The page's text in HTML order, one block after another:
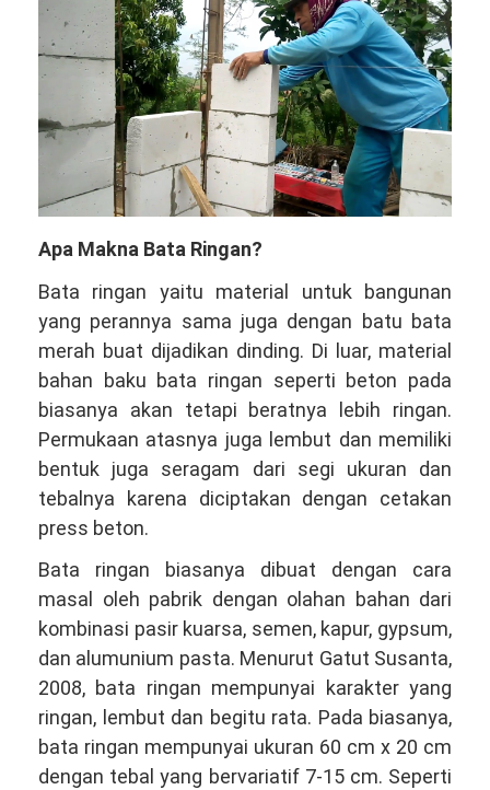
Apa Makna Bata Ringan?
Bata ringan yaitu material untuk bangunan
yang perannya sama juga dengan batu bata
merah buat dijadikan dinding. Di luar, material
bahan baku bata ringan seperti beton pada
biasanya akan tetapi beratnya lebih ringan.
Permukaan atasnya juga lembut dan memiliki
bentuk juga seragam dari segi ukuran dan
tebalnya karena diciptakan dengan cetakan
press beton.
Bata ringan biasanya dibuat dengan cara
masal oleh pabrik dengan olahan bahan dari
kombinasi pasir kuarsa, semen, kapur, gypsum,
dan alumunium pasta. Menurut Gatut Susanta,
2008, bata ringan mempunyai karakter yang
ringan, lembut dan begitu rata. Pada biasanya,
bata ringan mempunyai ukuran 60 cm x 20 cm
dengan tebal yang bervariatif 7-15 cm. Seperti